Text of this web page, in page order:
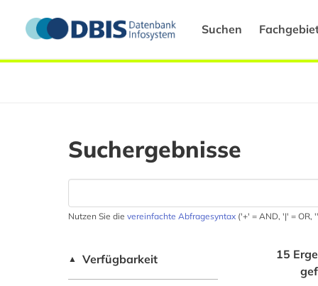
Suchen
Suchergebnisse
Nutzen Sie die vereinfachte Abfragesyntax ('+' = AND, '|' = OR,
▲ Verfügbarkeit
15